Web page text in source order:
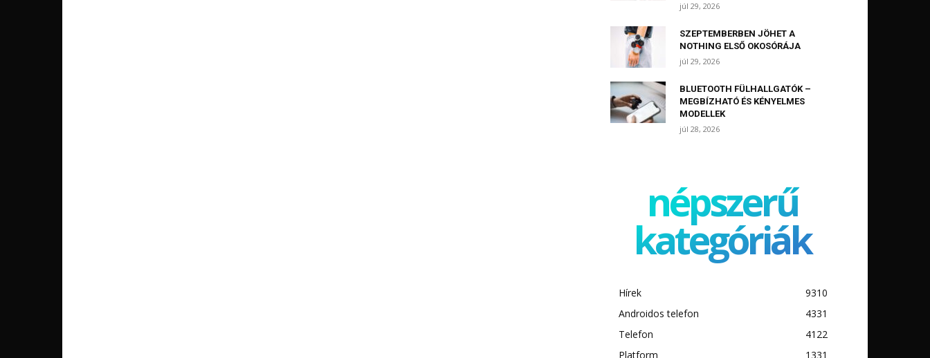
júl 29, 2026
SZEPTEMBERBEN JÖHET A
NOTHING ELSŐ OKOSÓRÁJA
júl 29, 2026
BLUETOOTH FÜLHALLGATÓK –
MEGBÍZHATÓ ÉS KÉNYELMES
MODELLEK
júl 28, 2026
népszerű
kategóriák
Hírek
9310
Androidos telefon
4331
Telefon
4122
Platform
1331